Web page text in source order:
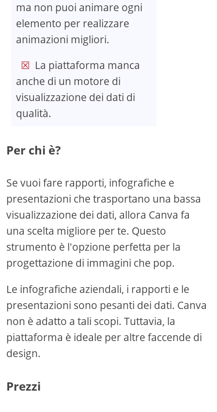
ma non puoi animare ogni
elemento per realizzare
animazioni migliori.
La piattaforma manca
anche di un motore di
visualizzazione dei dati di
qualità.
Per chi è?
Se vuoi fare rapporti, infografiche e
presentazioni che trasportano una bassa
visualizzazione dei dati, allora Canva fa
una scelta migliore per te. Questo
strumento è l'opzione perfetta per la
progettazione di immagini che pop.
Le infografiche aziendali, i rapporti e le
presentazioni sono pesanti dei dati. Canva
non è adatto a tali scopi. Tuttavia, la
piattaforma è ideale per altre faccende di
design.
Prezzi